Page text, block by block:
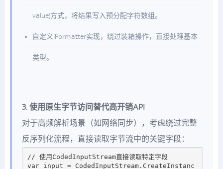
value)方式，将结果写入预分配字符数组。
自定义IFormatter实现，绕过装箱操作，直接处理基本
类型。
3. 使用原生字节访问替代高开销API
对于高频解析场景（如网络同步），考虑绕过完整
反序列化流程，直接读取字节流中的关键字段：
// 使用CodedInputStream直接读取特定字段
var input = CodedInputStream.CreateInstanc